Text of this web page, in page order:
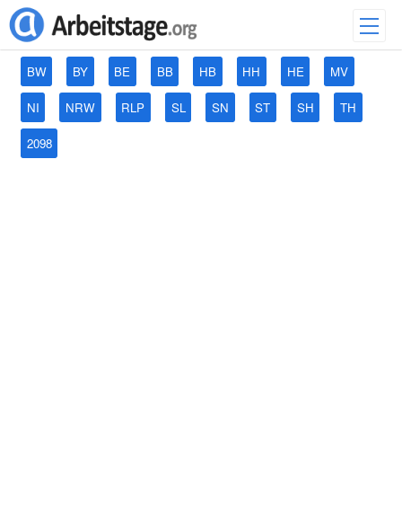
BW BY BE BB HB HH HE MV
NI NRW RLP SL SN ST SH TH
2098